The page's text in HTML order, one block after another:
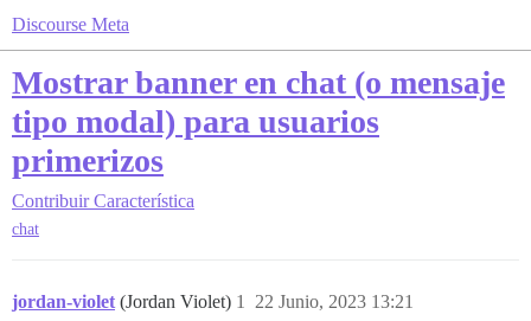
Discourse Meta
Mostrar banner en chat (o mensaje
tipo modal) para usuarios
primerizos
Contribuir Característica
chat
jordan-violet (Jordan Violet) 22 Junio, 2023 13:21
1